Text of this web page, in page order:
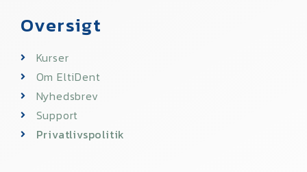
Oversigt
Kurser
Om EltiDent
Nyhedsbrev
Support
Privatlivspolitik